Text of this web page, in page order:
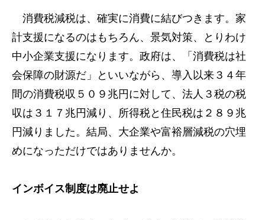
消費税減税は、確実に消費に結びつきます。家
計支援になるのはもちろん、景気対策、とりわけ
中小企業支援になります。政府は、「消費税は社
会保障の財源だ」といいながら、導入以来３４年
間の消費税収５０９兆円に対して、法人３税の税
収は３１７兆円減り、所得税と住民税は２８９兆
円減りました。結局、大企業や富裕層減税の穴埋
めになっただけではありませんか。
インボイス制度は廃止せよ